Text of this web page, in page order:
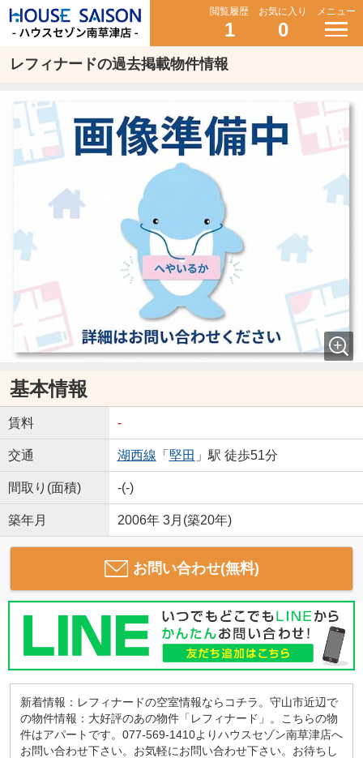
閲覧履歴
1
お気に入り
0
メニュー
レフィナードの過去掲載物件情報
基本情報
賃料 -
交通 湖西線 「 堅田 」駅 徒歩51分
間取り(面積) -(-)
築年月 2006年 3月(築20年)
お問い合わせ(無料)
新着情報：レフィナードの空室情報ならコチラ。守山市近辺で
の物件情報：大好評のあの物件「レフィナード」。こちらの物
件はアパートです。077-569-1410よりハウスセゾン南草津店へ
お問い合わせ下さい。お気軽にお問い合わせ下さい。お待ちし